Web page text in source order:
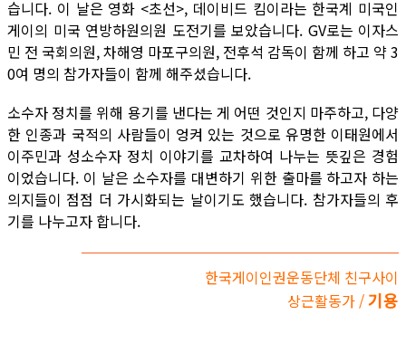
습니다. 이 날은 영화 <초선>, 데이비드 킴이라는 한국계 미국인
게이의 미국 연방하원의원 도전기를 보았습니다. GV로는 이자스
민 전 국회의원, 차해영 마포구의원, 전후석 감독이 함께 하고 약 3
0여 명의 참가자들이 함께 해주셨습니다.
소수자 정치를 위해 용기를 낸다는 게 어떤 것인지 마주하고, 다양
한 인종과 국적의 사람들이 엉켜 있는 것으로 유명한 이태원에서
이주민과 성소수자 정치 이야기를 교차하여 나누는 뜻깊은 경험
이었습니다. 이 날은 소수자를 대변하기 위한 출마를 하고자 하는
의지들이 점점 더 가시화되는 날이기도 했습니다. 참가자들의 후
기를 나누고자 합니다.
한국게이인권운동단체 친구사이
상근활동가 /기용